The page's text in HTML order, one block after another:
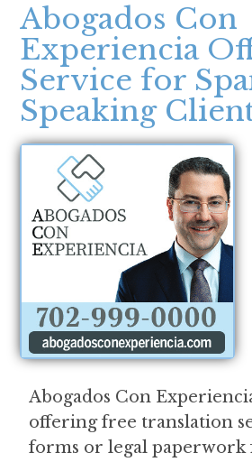
Abogados Con
Experiencia
Service for
Speaking
Abogados Con
offering free translation
forms or legal paperwork